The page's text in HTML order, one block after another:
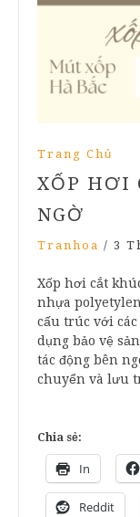
Trang Chủ
XỐP HƠI
NGỜ
Tranhoa / 3
Xốp hơi cắt
nhựa
cấu trúc với
dụng bảo vệ
tác động bên
chuyển và lưu
Chia sẻ:
In
Reddit